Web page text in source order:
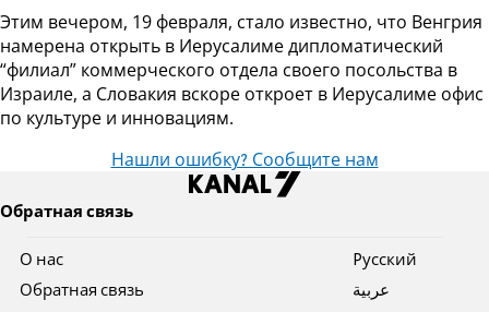
Этим вечером, 19 февраля, стало известно, что Венгрия
намерена открыть в Иерусалиме дипломатический
“филиал” коммерческого отдела своего посольства в
Израиле, а Словакия вскоре откроет в Иерусалиме офис
по культуре и инновациям.
Нашли ошибку? Сообщите нам
Обратная связь
О нас
Обратная связь
Pусский
عربية